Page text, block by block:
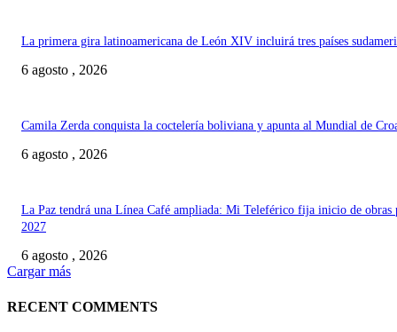
La primera gira latinoamericana de León XIV incluirá tres países
6 agosto , 2026
Camila Zerda conquista la coctelería boliviana y apunta al Mundial de
6 agosto , 2026
La Paz tendrá una Línea Café ampliada: Mi Teleférico fija inicio de obras
2027
6 agosto , 2026
Cargar más
RECENT COMMENTS